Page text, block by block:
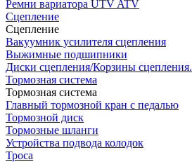
Ремни вариатора UTV ATV
Сцепление
Сцепление
Вакуумник усилителя сцепления
Выжимные подшипники
Диски сцепления/Корзины сцепления.
Тормозная система
Тормозная система
Главный тормозной кран с педалью
Тормозной диск
Тормозные шланги
Устройства подвода колодок
Троса